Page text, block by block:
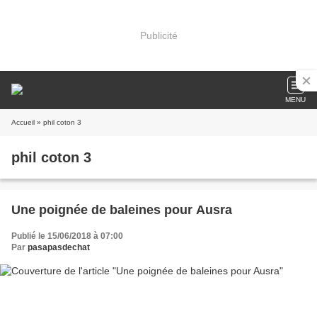
Publicité
MENU
Accueil » phil coton 3
phil coton 3
Une poignée de baleines pour Ausra
Publié le 15/06/2018 à 07:00
Par pasapasdechat